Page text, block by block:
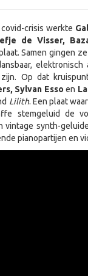
crisis werkte
de Visser,
Samen gingen
elektronisch
Op dat
Sylvan Esso en
Lilith. Een plaat
stemgeluid de
vintage synth-
pianopartijen en